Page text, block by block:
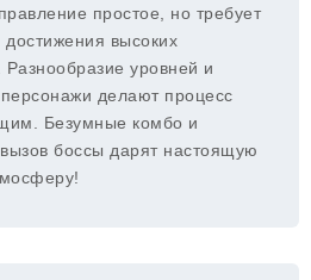
простое, но требует
достижения высоких
Разнообразие уровней и
делают процесс
Безумные комбо и
боссы дарят настоящую